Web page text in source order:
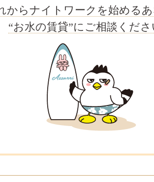
からナイトワークを始める
“お水の賃貸”にご相談くだ